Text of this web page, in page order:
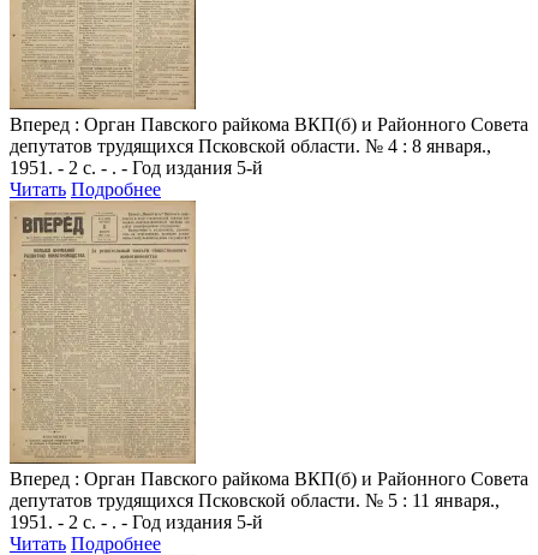
Вперед : Орган Павского райкома ВКП(б) и Районного Совета
депутатов трудящихся Псковской области. № 4 : 8 января.,
1951. - 2 с. - . - Год издания 5-й
Читать Подробнее
Вперед : Орган Павского райкома ВКП(б) и Районного Совета
депутатов трудящихся Псковской области. № 5 : 11 января.,
1951. - 2 с. - . - Год издания 5-й
Читать Подробнее